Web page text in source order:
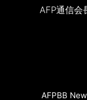
AFP通信会
AFPBB